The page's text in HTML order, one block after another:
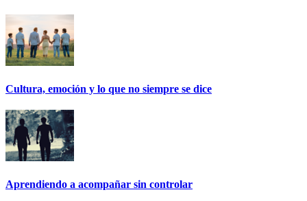
Cultura, emoción y lo que no siempre se dice
Aprendiendo a acompañar sin controlar